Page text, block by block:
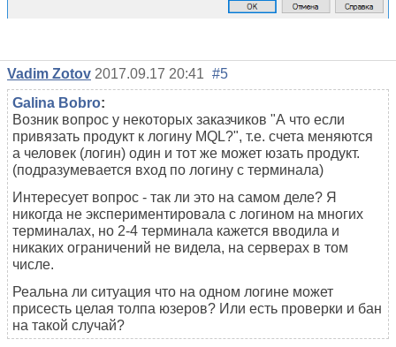
Vadim Zotov 2017.09.17 20:41 #5
Galina Bobro:
Возник вопрос у некоторых заказчиков "А что если
привязать продукт к логину MQL?", т.е. счета меняются
а человек (логин) один и тот же может юзать продукт.
(подразумевается вход по логину с терминала)
Интересует вопрос - так ли это на самом деле? Я
никогда не экспериментировала с логином на многих
терминалах, но 2-4 терминала кажется вводила и
никаких ограничений не видела, на серверах в том
числе.
Реальна ли ситуация что на одном логине может
присесть целая толпа юзеров? Или есть проверки и бан
на такой случай?